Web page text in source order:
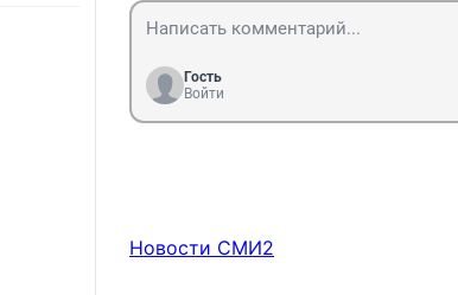
Гость
Войти
Новости СМИ2